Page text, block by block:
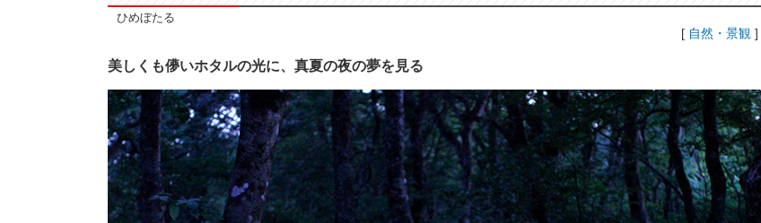
ひめぼたる
[ 自然・景観 ]
美しくも儚いホタルの光に、真夏の夜の夢を見る